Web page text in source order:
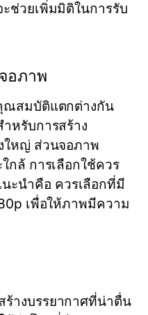
ช่วยเพิ่มมิติในการรับ
อภาพ
ณสมบัติแตกต่างกัน
ำหรับการสร้าง
ใหญ่ ส่วนจอภาพ
กล้ การเลือกใช้ควร
นำคือ ควรเลือกที่มี
เพื่อให้ภาพมีความ
ร้างบรรยากาศที่น่าตื่น